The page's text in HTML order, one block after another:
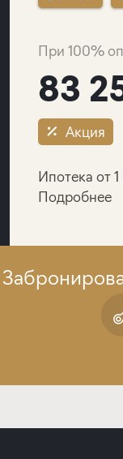
При 100%
83
Акция
Ипотека от
Подробнее